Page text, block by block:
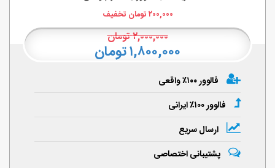
۲۰۰,۰۰۰تومان تخفیف
۲,۰۰۰,۰۰۰تومان
۱,۸۰۰,۰۰۰ تومان
فالوور ۱۰۰٪ واقعی
فالوور ۱۰۰٪ ایرانی
ارسال سریع
پشتیبانی اختصاصی